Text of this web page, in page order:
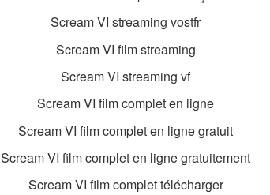
Scream VI streaming vostfr
Scream VI film streaming
Scream VI streaming vf
Scream VI film complet en ligne
Scream VI film complet en ligne gratuit
Scream VI film complet en ligne gratuitement
Scream VI film complet télécharger